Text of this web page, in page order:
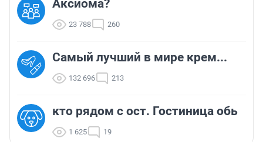
Аксиома?
23 788 260
Самый лучший в мире крем...
132 696 213
кто рядом с ост. Гостиница обь
1 625 19